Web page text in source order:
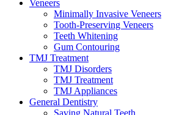
Veneers
Minimally Invasive Veneers
Tooth-Preserving Veneers
Teeth Whitening
Gum Contouring
TMJ Treatment
TMJ Disorders
TMJ Treatment
TMJ Appliances
General Dentistry
Saving Natural Teeth